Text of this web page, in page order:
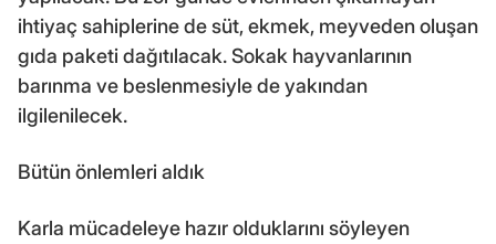
ihtiyaç sahiplerine de süt, ekmek, meyveden oluşan
gıda paketi dağıtılacak. Sokak hayvanlarının
barınma ve beslenmesiyle de yakından
ilgilenilecek.
Bütün önlemleri aldık
Karla mücadeleye hazır olduklarını söyleyen